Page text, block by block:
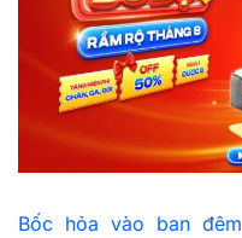
Bốc hỏa vào ban đêm